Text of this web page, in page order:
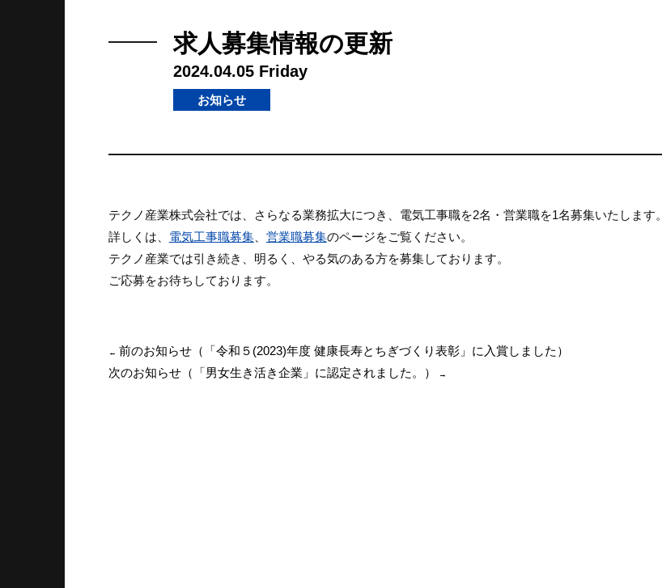
求人募集情報の更新
2024.04.05 Friday
お知らせ
テクノ産業株式会社では、さらなる業務拡大につき、電気工事職を2名・営業職を1名募集いたします。
詳しくは、 電気工事職募集、 営業職募集のページをご覧ください。
テクノ産業では引き続き、明るく、やる気のある方を募集しております。
ご応募をお待ちしております。
← 前のお知らせ（「令和５(2023)年度 健康長寿とちぎづくり表彰」に入賞しました）
次のお知らせ（「男女生き活き企業」に認定されました。）
→